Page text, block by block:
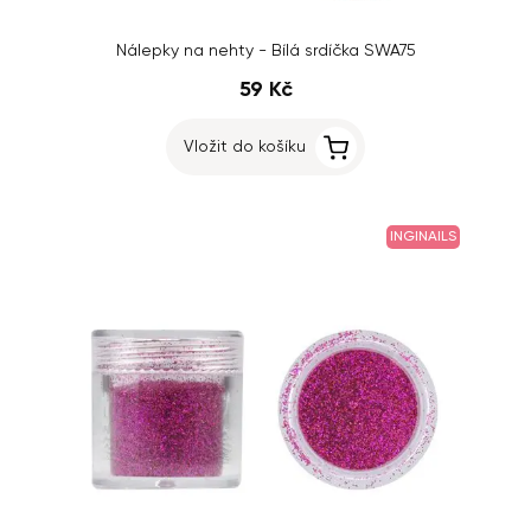
Nálepky na nehty - Bílá srdíčka SWA75
59 Kč
Vložit do košíku
INGINAILS